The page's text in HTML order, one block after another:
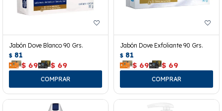
Jabón Dove Blanco 90 Grs.
$ 81
$ 69 $ 69
Jabón Dove Exfoliante 90 Grs.
$ 81
$ 69 $ 69